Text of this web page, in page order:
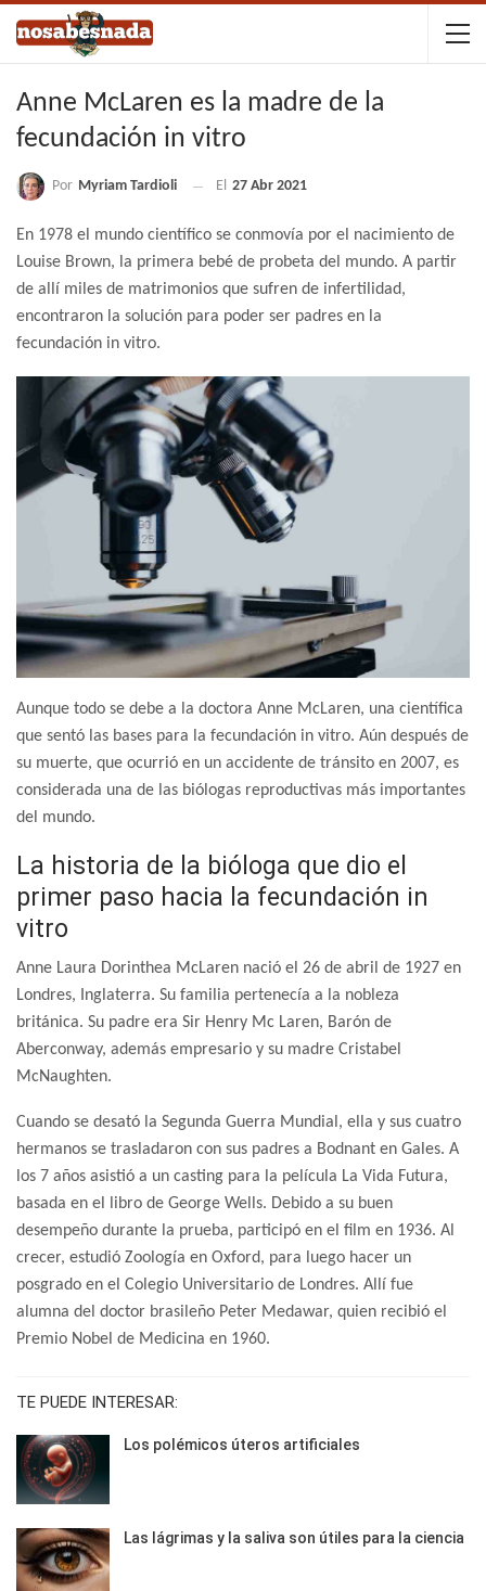
Anne McLaren es la madre de la
fecundación in vitro
Por Myriam Tardioli El 27 Abr 2021
En 1978 el mundo científico se conmovía por el nacimiento de
Louise Brown, la primera bebé de probeta del mundo. A partir
de allí miles de matrimonios que sufren de infertilidad,
encontraron la solución para poder ser padres en la
fecundación in vitro.
Aunque todo se debe a la doctora Anne McLaren, una científica
que sentó las bases para la fecundación in vitro. Aún después de
su muerte, que ocurrió en un accidente de tránsito en 2007, es
considerada una de las biólogas reproductivas más importantes
del mundo.
La historia de la bióloga que dio el
primer paso hacia la fecundación in
vitro
Anne Laura Dorinthea McLaren nació el 26 de abril de 1927 en
Londres, Inglaterra. Su familia pertenecía a la nobleza
británica. Su padre era Sir Henry Mc Laren, Barón de
Aberconway, además empresario y su madre Cristabel
McNaughten.
Cuando se desató la Segunda Guerra Mundial, ella y sus cuatro
hermanos se trasladaron con sus padres a Bodnant en Gales. A
los 7 años asistió a un casting para la película La Vida Futura,
basada en el libro de George Wells. Debido a su buen
desempeño durante la prueba, participó en el film en 1936. Al
crecer, estudió Zoología en Oxford, para luego hacer un
posgrado en el Colegio Universitario de Londres. Allí fue
alumna del doctor brasileño Peter Medawar, quien recibió el
Premio Nobel de Medicina en 1960.
TE PUEDE INTERESAR:
Los polémicos úteros artificiales
Las lágrimas y la saliva son útiles para la ciencia